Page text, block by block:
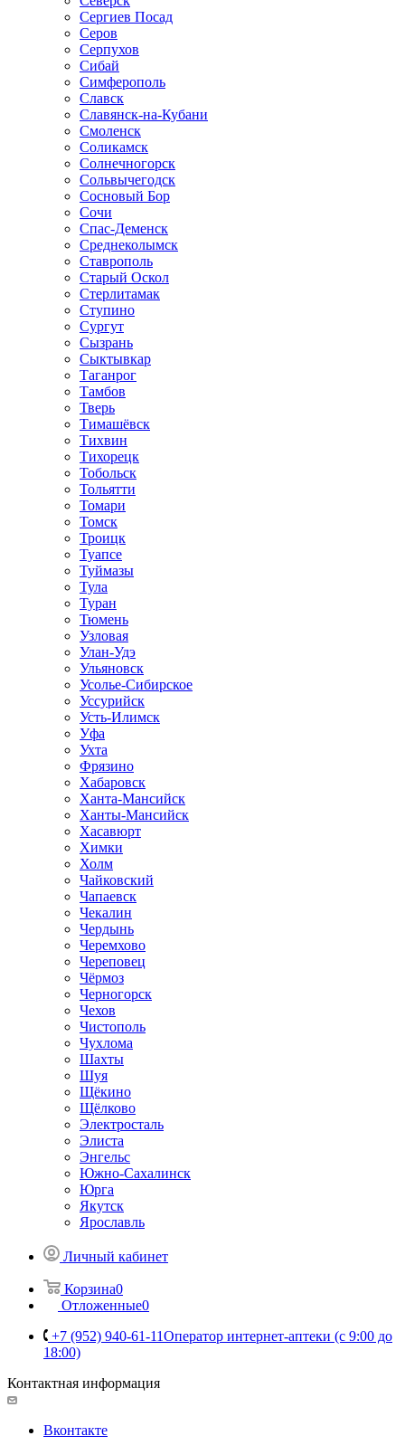
Сергиев Посад
Серов
Серпухов
Сибай
Симферополь
Славск
Славянск-на-Кубани
Смоленск
Соликамск
Солнечногорск
Сольвычегодск
Сосновый Бор
Сочи
Спас-Деменск
Среднеколымск
Ставрополь
Старый Оскол
Стерлитамак
Ступино
Сургут
Сызрань
Сыктывкар
Таганрог
Тамбов
Тверь
Тимашёвск
Тихвин
Тихорецк
Тобольск
Тольятти
Томари
Томск
Троицк
Туапсе
Туймазы
Тула
Туран
Тюмень
Узловая
Улан-Удэ
Ульяновск
Усолье-Сибирское
Уссурийск
Усть-Илимск
Уфа
Ухта
Фрязино
Хабаровск
Ханта-Мансийск
Ханты-Мансийск
Хасавюрт
Химки
Холм
Чайковский
Чапаевск
Чекалин
Чердынь
Черемхово
Череповец
Чёрмоз
Черногорск
Чехов
Чистополь
Чухлома
Шахты
Шуя
Щёкино
Щёлково
Электросталь
Элиста
Энгельс
Южно-Сахалинск
Юрга
Якутск
Ярославль
Личный кабинет
Корзина0
Отложенные0
+7 (952) 940-61-11Оператор интернет-аптеки (с 9:00 до
18:00)
Контактная информация
Вконтакте